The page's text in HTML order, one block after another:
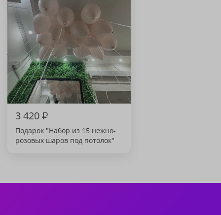
3 420₽
Подарок "Набор из 15 нежно-
розовых шаров под потолок"